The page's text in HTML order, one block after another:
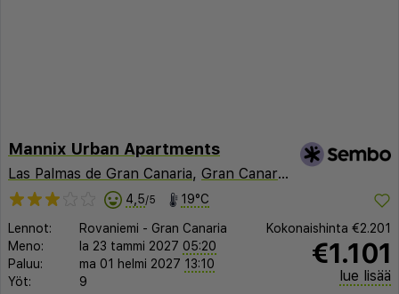
Mannix Urban Apartments
Las Palmas de Gran Canaria, Gran Canaria
4,5/5 19°C
Lennot: Rovaniemi - Gran Canaria
Meno:
la 23 tammi 2027 05:20
Paluu:
ma 01 helmi 2027 13:10
Yöt:
9
Kokonaishinta €2.201
€1.101
lue lisää